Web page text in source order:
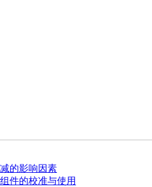
的影响因素
件的校准与使用